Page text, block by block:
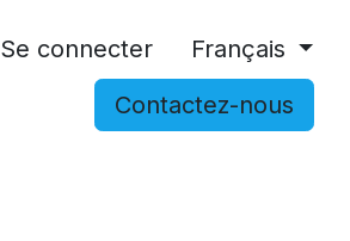
Se connecter
Français
Contactez-nous